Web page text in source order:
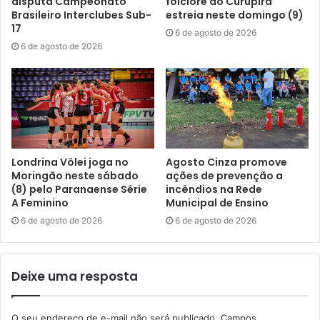
do Iguaçu e outros.
Presidente do Ippul, Cláudio Bravim, com o secretário de Estado
(UG) do Paraná Parcerias, Luiz Moraes Júnior. Foto: Victor
Brasileiro Interclubes Sub-
17
6 de agosto de 2026
estreia neste domingo (9)
6 de agosto de 2026
Londrina Vôlei joga no
Moringão neste sábado
(8) pelo Paranaense Série
A Feminino
6 de agosto de 2026
Agosto Cinza promove
ações de prevenção a
incêndios na Rede
Municipal de Ensino
6 de agosto de 2026
Deixe uma resposta